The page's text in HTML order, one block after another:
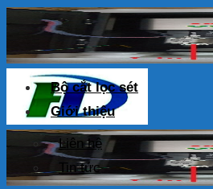
Skip
to
Bộ cắt lọc sét
Giới thiệu
Liên hệ
Tin tức